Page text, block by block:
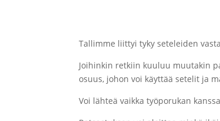
Tallimme liittyi tyky seteleiden
Joihinkin retkiin kuuluu muutakin
osuus, johon voi käyttää setelit ja
Voi lähteä vaikka työporukan